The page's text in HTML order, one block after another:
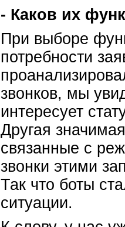
- Каков их
При выборе
потребности
звонков, мы
интересует
Другая
связанные с
звонки этими
Так что боты
ситуации.